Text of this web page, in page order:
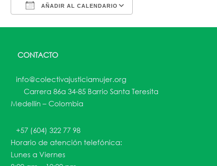
AÑADIR AL CALENDARIO
CONTACTO
info@colectivajusticiamujer.org
Carrera 86a 34-85 Barrio Santa Teresita
Medellín – Colombia
+57 (604) 322 77 98
Horario de atención telefónica:
Lunes a Viernes